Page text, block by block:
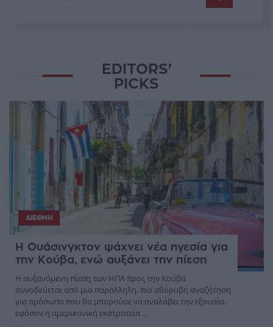
EDITORS'
PICKS
ΔΙΕΘΝΉ
Η Ουάσινγκτον ψάχνει νέα ηγεσία για
την Κούβα, ενώ αυξάνει την πίεση
Η αυξανόμενη πίεση των ΗΠΑ προς την Κούβα
συνοδεύεται από μια παράλληλη, πιο αθόρυβη αναζήτηση
για πρόσωπο που θα μπορούσε να αναλάβει την εξουσία,
εφόσον η αμερικανική εκστρατεία ...